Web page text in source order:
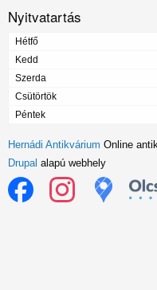
Nyitvatartás
Hétfő
Kedd
Szerda
Csütörtök
Péntek
Hernádi Antikvárium Online
Drupal alapú webhely